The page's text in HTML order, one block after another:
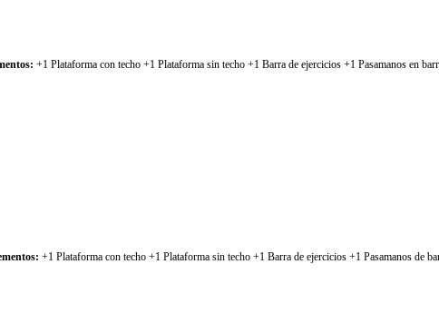
+1 Plataforma con techo +1 Plataforma sin techo +1 Barra de ejercicios +1 Pasamanos en
+1 Plataforma con techo +1 Plataforma sin techo +1 Barra de ejercicios +1 Pasamanos de